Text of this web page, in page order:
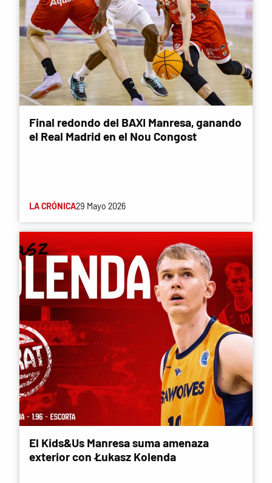
Final redondo del BAXI Manresa, ganando
el Real Madrid en el Nou Congost
LA CRÓNICA29 Mayo 2026
El Kids&Us Manresa suma amenaza
exterior con Łukasz Kolenda